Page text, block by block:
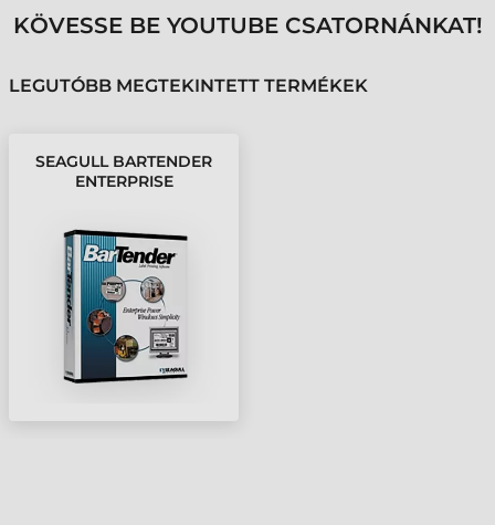
KÖVESSE BE YOUTUBE CSATORNÁNKAT!
LEGUTÓBB MEGTEKINTETT TERMÉKEK
SEAGULL BARTENDER
ENTERPRISE